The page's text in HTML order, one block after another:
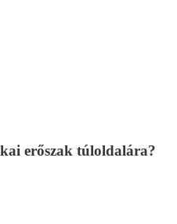
erőszak túloldalára?